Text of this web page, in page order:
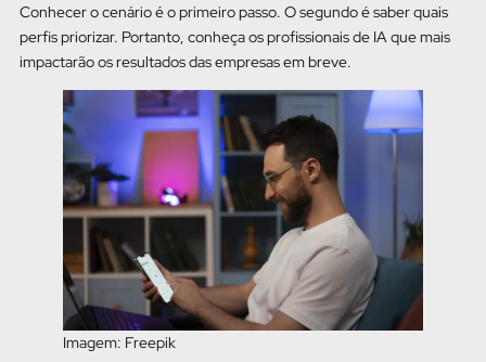
Conhecer o cenário é o primeiro passo. O segundo é saber quais
perfis priorizar. Portanto, conheça os profissionais de IA que mais
impactarão os resultados das empresas em breve.
Imagem: Freepik